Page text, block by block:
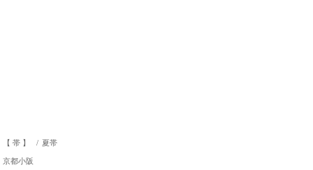
【 帯 】 / 夏帯
京都小阪